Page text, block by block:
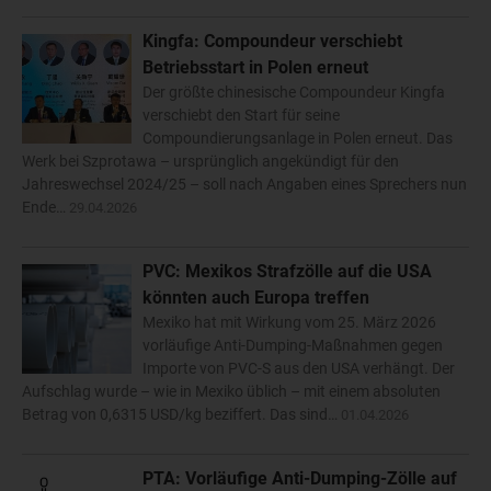
Kingfa: Compoundeur verschiebt
Betriebsstart in Polen erneut
Der größte chinesische Compoundeur Kingfa
verschiebt den Start für seine
Compoundierungsanlage in Polen erneut. Das
Werk bei Szprotawa – ursprünglich angekündigt für den
Jahreswechsel 2024/25 – soll nach Angaben eines Sprechers nun
Ende…
PVC: Mexikos Strafzölle auf die USA
könnten auch Europa treffen
Mexiko hat mit Wirkung vom 25. März 2026
vorläufige Anti-Dumping-Maßnahmen gegen
Importe von PVC-S aus den USA verhängt. Der
Aufschlag wurde – wie in Mexiko üblich – mit einem absoluten
Betrag von 0,6315 USD/kg beziffert. Das sind…
PTA: Vorläufige Anti-Dumping-Zölle auf